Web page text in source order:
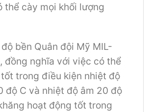
thể cày mọi khối lượng
bền Quân đội Mỹ MIL-
đồng nghĩa với việc có thể
trong điều kiện nhiệt độ
độ C và nhiệt độ âm 20 độ
hoạt động tốt trong